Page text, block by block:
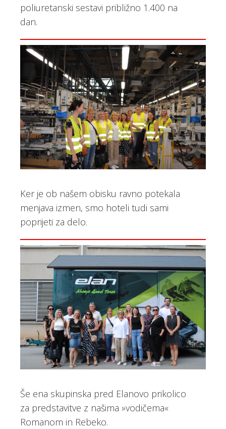
poliuretanski sestavi približno 1.400 na
dan.
Ker je ob našem obisku ravno potekala
menjava izmen, smo hoteli tudi sami
poprijeti za delo.
Še ena skupinska pred Elanovo prikolico
za predstavitve z našima »vodičema«
Romanom in Rebeko.